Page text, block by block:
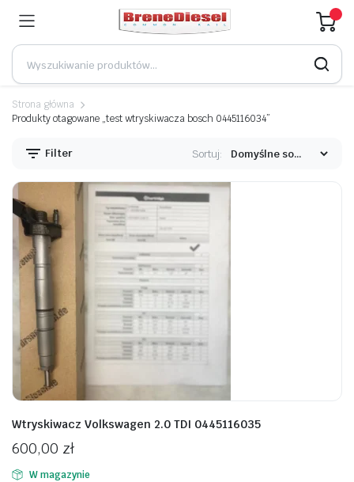
Strona główna
Produkty otagowane „test wtryskiwacza bosch 0445116034”
Filter Sortuj:
Wtryskiwacz Volkswagen 2.0 TDI 0445116035
600,00 zł
W magazynie